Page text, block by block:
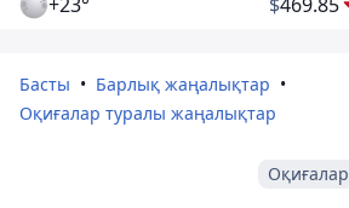
Басты
Барлық жаңалықтар
Оқиғалар туралы жаңалықтар
Оқиғалар